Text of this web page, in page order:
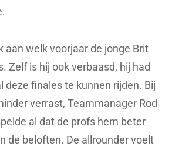
aan welk voorjaar de jonge Brit
Zelf is hij ook verbaasd, hij had
deze finales te kunnen rijden. Bij
verrast, Teammanager Rod
al dat de profs hem beter
de beloften. De allrounder voelt